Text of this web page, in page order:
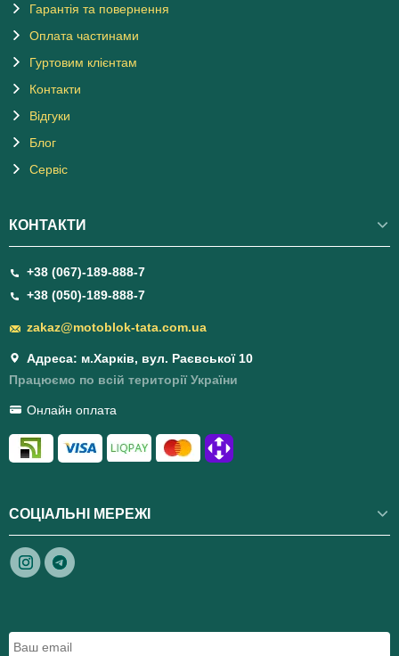
Гарантія та повернення
Оплата частинами
Гуртовим клієнтам
Контакти
Відгуки
Блог
Сервіс
КОНТАКТИ
+38 (067)-189-888-7
+38 (050)-189-888-7
zakaz@motoblok-tata.com.ua
Адреса: м.Харків, вул. Раєвської 10
Працюємо по всій території України
Онлайн оплата
СОЦІАЛЬНІ МЕРЕЖІ